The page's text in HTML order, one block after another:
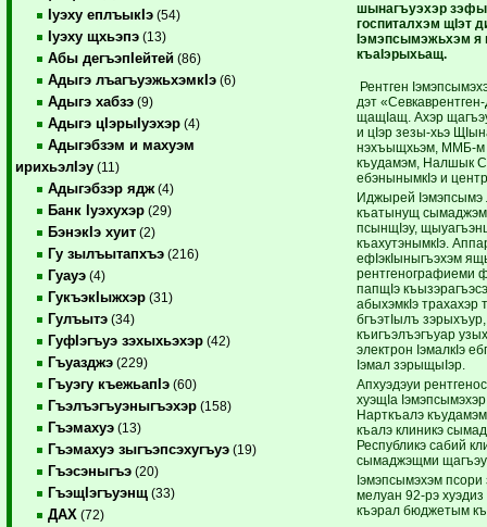
Iуэху еплъыкIэ (54)
Iуэху щхьэпэ (13)
Абы дегъэпIейтей (86)
Адыгэ лъагъуэжьхэмкIэ (6)
Адыгэ хабзэ (9)
Адыгэ цIэрыIуэхэр (4)
Адыгэбзэм и махуэм
ирихьэлIэу (11)
Адыгэбзэр ядж (4)
Банк Iуэхухэр (29)
БэнэкIэ хуит (2)
Гу зылъытапхъэ (216)
Гуауэ (4)
ГукъэкIыжхэр (31)
Гулъытэ (34)
ГуфIэгъуэ зэхыхьэхэр (42)
Гъуазджэ (229)
Гъуэгу къежьапIэ (60)
Гъэлъэгъуэныгъэхэр (158)
Гъэмахуэ (13)
Гъэмахуэ зыгъэпсэхугъуэ (19)
Гъэсэныгъэ (20)
ГъэщIэгъуэнщ (33)
ДАХ (72)
шынагъуэхэр
госпиталхэм щIэт
Iэмэпсымэжьхэм я
къаIэрыхьащ.
Рентген
дэт
щащIащ. Ахэр
и цIэр зезы-хьэ
нэхъыщхьэм, ММБ-м
къудамэм, Налшык
ебэнынымкIэ и
Иджырей Iэмэпсымэ
къатынущ
псынщIэу,
къахутэнымкIэ.
ефIэкIыныгъэхэм
рентгенографиеми
папщIэ
абыхэмкIэ трахахэр
бгъэтIылъ
къигъэлъэгъуар
электрон IэмалкIэ
Iэмал зэрыщыIэр.
Апхуэдэуи
хуэщIа
Нарткъалэ
къалэ клиникэ
Республикэ сабий
сымаджэщми
Iэмэпсымэхэм псори
мелуан 92-рэ хуэдиз
къэрал бюджетым